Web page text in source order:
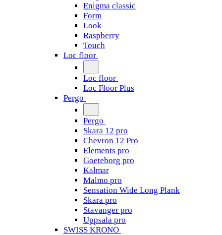
Enigma classic
Form
Look
Raspberry
Touch
Loc floor
Loc floor
Loc Floor Plus
Pergo
Pergo
Skara 12 pro
Chevron 12 Pro
Elements pro
Goeteborg pro
Kalmar
Malmo pro
Sensation Wide Long Plank
Skara pro
Stavanger pro
Uppsala pro
SWISS KRONO